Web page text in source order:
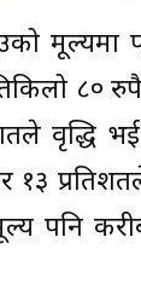
८०
वृद्धि
१३
पनि